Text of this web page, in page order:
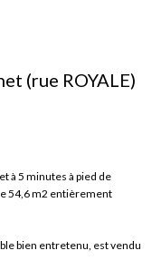
(rue ROYALE)
à 5 minutes à pied de
54,6 m2 entièrement
bien entretenu, est vendu